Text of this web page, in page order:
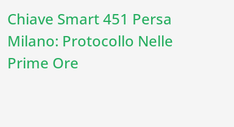
Chiave Smart 451 Persa
Milano: Protocollo Nelle
Prime Ore